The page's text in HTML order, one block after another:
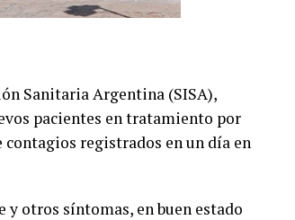
Sanitaria Argentina (SISA),
pacientes en tratamiento por
registrados en un día en
y otros síntomas, en buen estado